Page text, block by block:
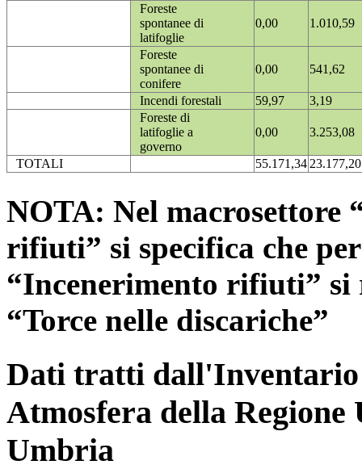
Foreste
spontanee di
latifoglie
0,00 1.010,59
Foreste
spontanee di
conifere
0,00 541,62
Incendi forestali 59,97
3,19
Foreste di
latifoglie a
governo
0,00 3.253,08
TOTALI 55.171,3423.177,20
NOTA: Nel macrosettore
rifiuti” si specifica che
“Incenerimento rifiuti”
“Torce nelle discariche”
Dati tratti dall'Inventario
Atmosfera della
Umbria